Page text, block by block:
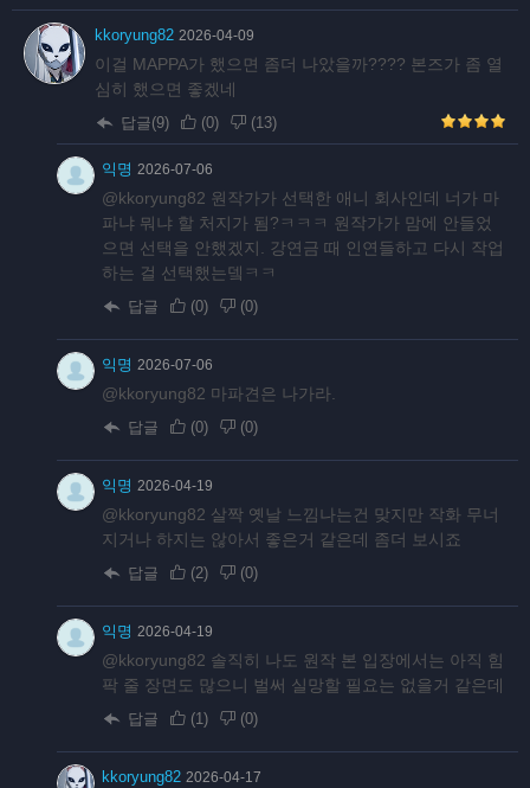
kkoryung82 2026-04-09
이걸 MAPPA가 했으면 좀더 나았을까???? 본즈가 좀 열
심히 했으면 좋겠네
답글(9) (0) (13)
익명 2026-07-06
@kkoryung82 원작가가 선택한 애니 회사인데 너가 마
파냐 뭐냐 할 처지가 됨?ㅋㅋㅋ 원작가가 맘에 안들었
으면 선택을 안했겠지. 강연금 때 인연들하고 다시 작업
하는 걸 선택했는뎈ㅋㅋ
답글 (0) (0)
익명 2026-07-06
@kkoryung82 마파견은 나가라.
답글 (0) (0)
익명 2026-04-19
@kkoryung82 살짝 옛날 느낌나는건 맞지만 작화 무너
지거나 하지는 않아서 좋은거 같은데 좀더 보시죠
답글 (2) (0)
익명 2026-04-19
@kkoryung82 솔직히 나도 원작 본 입장에서는 아직 힘
팍 줄 장면도 많으니 벌써 실망할 필요는 없을거 같은데
답글 (1) (0)
kkoryung82 2026-04-17